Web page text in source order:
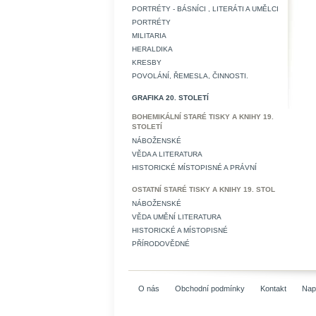
PORTRÉTY - BÁSNÍCI , LITERÁTI A UMĚLCI
PORTRÉTY
MILITARIA
HERALDIKA
KRESBY
POVOLÁNÍ, ŘEMESLA, ČINNOSTI.
GRAFIKA 20. STOLETÍ
BOHEMIKÁLNÍ STARÉ TISKY A KNIHY 19.
STOLETÍ
NÁBOŽENSKÉ
VĚDA A LITERATURA
HISTORICKÉ MÍSTOPISNÉ A PRÁVNÍ
OSTATNÍ STARÉ TISKY A KNIHY 19. STOL
NÁBOŽENSKÉ
VĚDA UMĚNÍ LITERATURA
HISTORICKÉ A MÍSTOPISNÉ
PŘÍRODOVĚDNÉ
O nás Obchodní podmínky Kontakt